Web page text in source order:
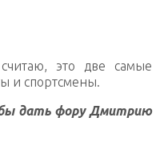
это две самые
и спортсмены.
дать фору Дмитрию